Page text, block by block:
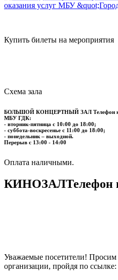
Купить билеты на мероприятия
Схема зала
БОЛЬШОЙ КОНЦЕРТНЫЙ ЗАЛ Телефон
МБУ ГДК:
- вторник-пятница с 10:00 до 18:00;
- суббота-воскресенье с 11:00 до 18:00;
- понедельник – выходной.
Перерыв с 13:00 - 14:00
​​​​​​​Оплата наличными.
КИНОЗАЛТелефон
Уважаемые посетители!
организации, пройдя по ссылке: